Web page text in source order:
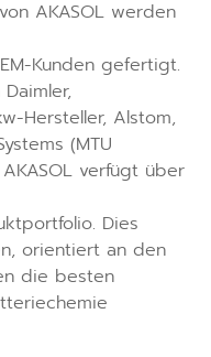
AKASOL werden
Kunden gefertigt.
Hersteller, Alstom,
(MTU
verfügt über
Dies
orientiert an den
die besten